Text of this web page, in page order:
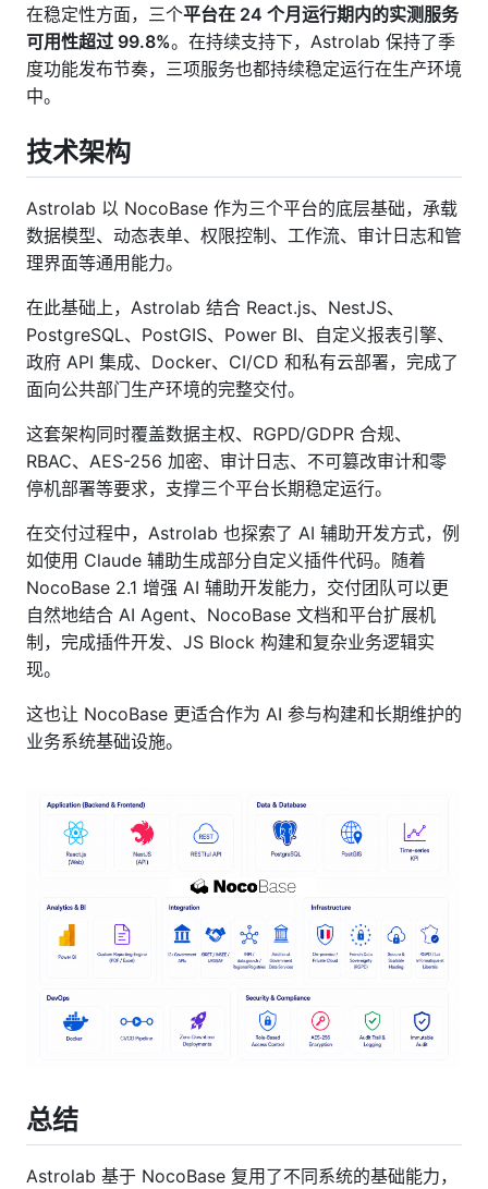
在稳定性方面，三个平台在 24 个月运行期内的实测服务
可用性超过 99.8%。在持续支持下，Astrolab 保持了季
度功能发布节奏，三项服务也都持续稳定运行在生产环境
中。
技术架构
Astrolab 以 NocoBase 作为三个平台的底层基础，承载
数据模型、动态表单、权限控制、工作流、审计日志和管
理界面等通用能力。
在此基础上，Astrolab 结合 React.js、NestJS、
PostgreSQL、PostGIS、Power BI、自定义报表引擎、
政府 API 集成、Docker、CI/CD 和私有云部署，完成了
面向公共部门生产环境的完整交付。
这套架构同时覆盖数据主权、RGPD/GDPR 合规、
RBAC、AES-256 加密、审计日志、不可篡改审计和零
停机部署等要求，支撑三个平台长期稳定运行。
在交付过程中，Astrolab 也探索了 AI 辅助开发方式，例
如使用 Claude 辅助生成部分自定义插件代码。随着
NocoBase 2.1 增强 AI 辅助开发能力，交付团队可以更
自然地结合 AI Agent、NocoBase 文档和平台扩展机
制，完成插件开发、JS Block 构建和复杂业务逻辑实
现。
这也让 NocoBase 更适合作为 AI 参与构建和长期维护的
业务系统基础设施。
总结
Astrolab 基于 NocoBase 复用了不同系统的基础能力，